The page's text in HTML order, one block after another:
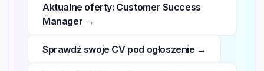
Aktualne oferty: Customer Success
Manager →
Sprawdź swoje CV pod ogłoszenie →